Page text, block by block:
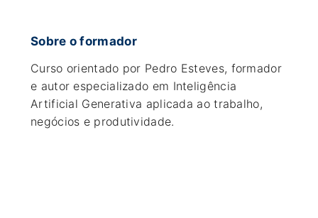
Sobre o formador
Curso orientado por Pedro Esteves, formador
e autor especializado em Inteligência
Artificial Generativa aplicada ao trabalho,
negócios e produtividade.